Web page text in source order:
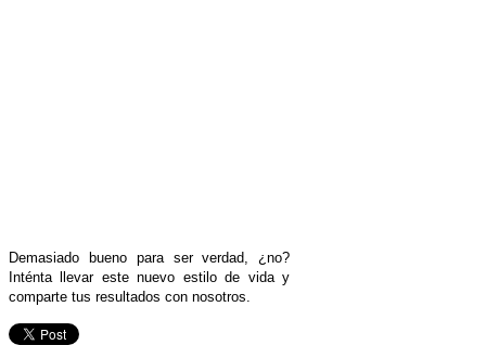
Demasiado bueno para ser verdad, ¿no?
Inténta llevar este nuevo estilo de vida y
comparte tus resultados con nosotros.